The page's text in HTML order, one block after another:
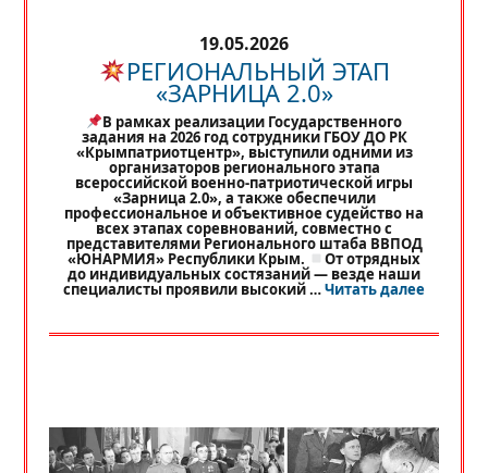
19.05.2026
РЕГИОНАЛЬНЫЙ ЭТАП
«ЗАРНИЦА 2.0»
В рамках реализации Государственного
задания на 2026 год сотрудники ГБОУ ДО РК
«Крымпатриотцентр», выступили одними из
организаторов регионального этапа
всероссийской военно-патриотической игры
«Зарница 2.0», а также обеспечили
профессиональное и объективное судейство на
всех этапах соревнований, совместно с
представителями Регионального штаба ВВПОД
«ЮНАРМИЯ» Республики Крым. От отрядных
до индивидуальных состязаний — везде наши
специалисты проявили высокий …Читать далее«